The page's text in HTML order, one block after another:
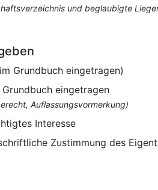
und beglaubigte
Grundbuch eingetragen)
eingetragen
Auflassungsvormerkung)
Interesse
Zustimmung des